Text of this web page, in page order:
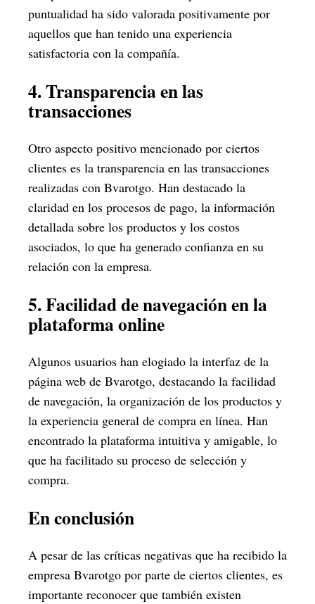
puntualidad ha sido valorada positivamente por
aquellos que han tenido una experiencia
satisfactoria con la compañía.
4. Transparencia en las
transacciones
Otro aspecto positivo mencionado por ciertos
clientes es la transparencia en las transacciones
realizadas con Bvarotgo. Han destacado la
claridad en los procesos de pago, la información
detallada sobre los productos y los costos
asociados, lo que ha generado confianza en su
relación con la empresa.
5. Facilidad de navegación en la
plataforma online
Algunos usuarios han elogiado la interfaz de la
página web de Bvarotgo, destacando la facilidad
de navegación, la organización de los productos y
la experiencia general de compra en línea. Han
encontrado la plataforma intuitiva y amigable, lo
que ha facilitado su proceso de selección y
compra.
En conclusión
A pesar de las críticas negativas que ha recibido la
empresa Bvarotgo por parte de ciertos clientes, es
importante reconocer que también existen